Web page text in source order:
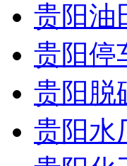
贵阳油
贵阳停
贵阳脱
贵阳水